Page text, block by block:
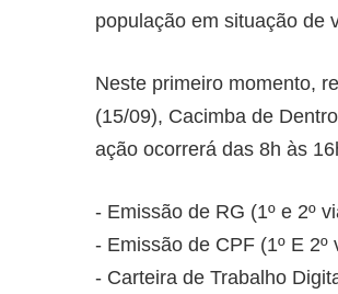
população em situação de
Neste primeiro momento,
(15/09), Cacimba de
ação ocorrerá das 8h às
- Emissão de RG (1º e 2º
- Emissão de CPF (1º E 2º
- Carteira de Trabalho